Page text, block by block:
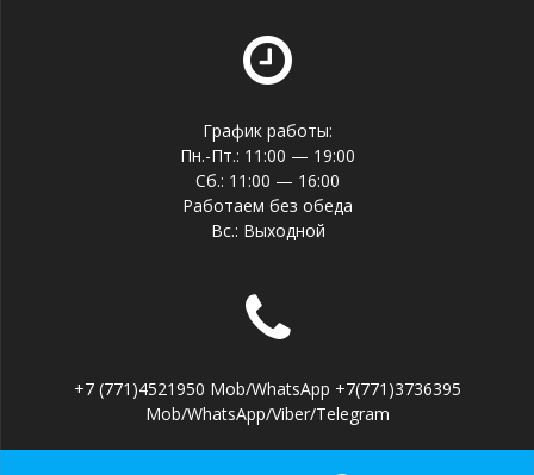
График работы:
Пн.-Пт.: 11:00 — 19:00
Сб.: 11:00 — 16:00
Работаем без обеда
Вс.: Выходной
+7 (771)4521950 Mob/WhatsApp +7(771)3736395
Mob/WhatsApp/Viber/Telegram